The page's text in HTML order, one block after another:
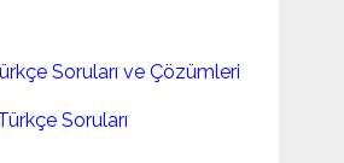
Soruları ve Çözümleri
Soruları